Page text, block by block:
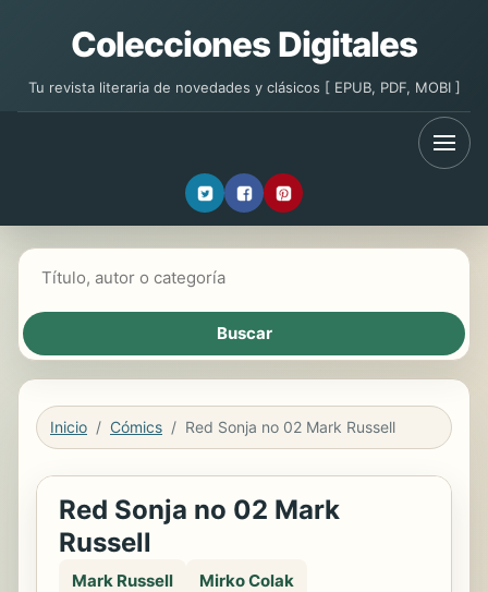
Colecciones Digitales
Tu revista literaria de novedades y clásicos [ EPUB, PDF, MOBI ]
Inicio Cómics Red Sonja no 02 Mark Russell
Red Sonja no 02 Mark
Russell
Mark Russell Mirko Colak